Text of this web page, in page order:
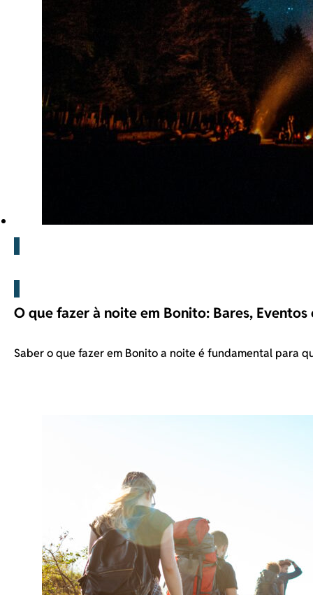
O que fazer à noite em Bonito: Bares, Eventos
Saber o que fazer em Bonito a noite é fundamental para